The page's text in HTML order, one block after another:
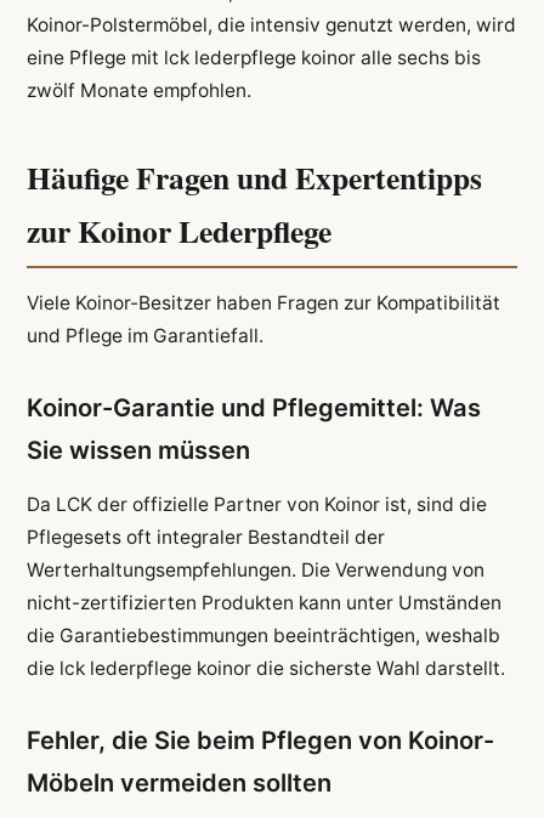
Koinor-Polstermöbel, die intensiv genutzt werden, wird
eine Pflege mit lck lederpflege koinor alle sechs bis
zwölf Monate empfohlen.
Häufige Fragen und Expertentipps
zur Koinor Lederpflege
Viele Koinor-Besitzer haben Fragen zur Kompatibilität
und Pflege im Garantiefall.
Koinor-Garantie und Pflegemittel: Was
Sie wissen müssen
Da LCK der offizielle Partner von Koinor ist, sind die
Pflegesets oft integraler Bestandteil der
Werterhaltungsempfehlungen. Die Verwendung von
nicht-zertifizierten Produkten kann unter Umständen
die Garantiebestimmungen beeinträchtigen, weshalb
die lck lederpflege koinor die sicherste Wahl darstellt.
Fehler, die Sie beim Pflegen von Koinor-
Möbeln vermeiden sollten